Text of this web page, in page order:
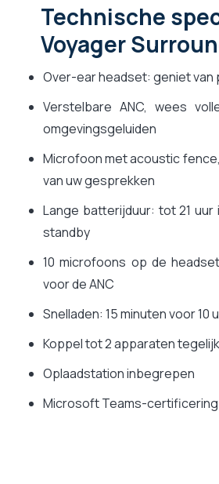
Technische
Voyager
Over-ear headset: geniet van
Verstelbare ANC, wees
omgevingsgeluiden
Microfoon met acoustic
van uw gesprekken
Lange batterijduur: tot 21 uur
standby
10 microfoons op de
voor de ANC
Snelladen: 15 minuten voor 10
Koppel tot 2 apparaten
Oplaadstation inbegrepen
Microsoft Teams-certificering